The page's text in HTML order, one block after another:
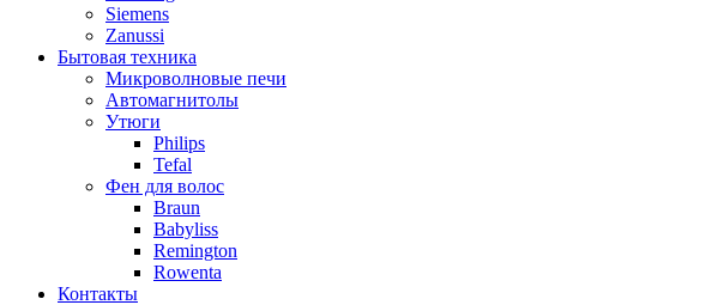
Siemens
Zanussi
Бытовая техника
Микроволновые печи
Автомагнитолы
Утюги
Philips
Tefal
Фен для волос
Braun
Babyliss
Remington
Rowenta
Контакты